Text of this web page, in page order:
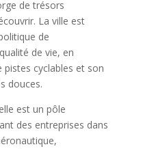
de trésors
La ville est
de
de vie, en
cyclables et son
douces.
est un pôle
des entreprises dans